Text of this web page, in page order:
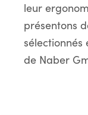
leur
présentons
de Naber